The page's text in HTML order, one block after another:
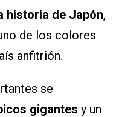
historia de Japón,
de los colores
anfitrión.
se
gigantes y un